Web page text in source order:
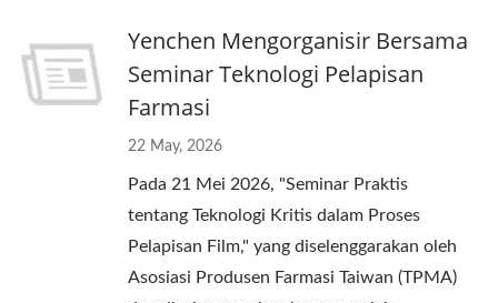
Yenchen Mengorganisir Bersama
Seminar Teknologi Pelapisan
Farmasi
22 May, 2026
Pada 21 Mei 2026, "Seminar Praktis
tentang Teknologi Kritis dalam Proses
Pelapisan Film," yang diselenggarakan oleh
Asosiasi Produsen Farmasi Taiwan (TPMA)